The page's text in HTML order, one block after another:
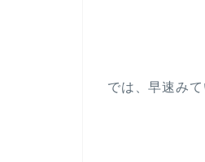
では、早速みて